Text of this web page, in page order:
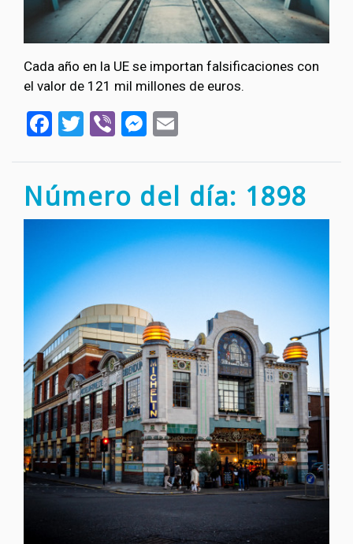
Cada año en la UE se importan falsificaciones con
el valor de 121 mil millones de euros.
Facebook
Twitter
ViberMessenger
Número del día: 1898